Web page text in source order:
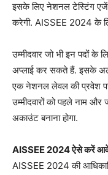
इसके लिए नेशनल टेस्टिंग
करेगी. AISSEE 2024 के
उम्मीदवार जो भी इन पदों
अप्लाई कर सकते हैं. इसके
एक नेशनल लेवल की प्रवेश
उम्मीदवारों को पहले नाम
अकाउंट बनाना होगा.
AISSEE 2024 ऐसे करें
AISSEE 2024 की